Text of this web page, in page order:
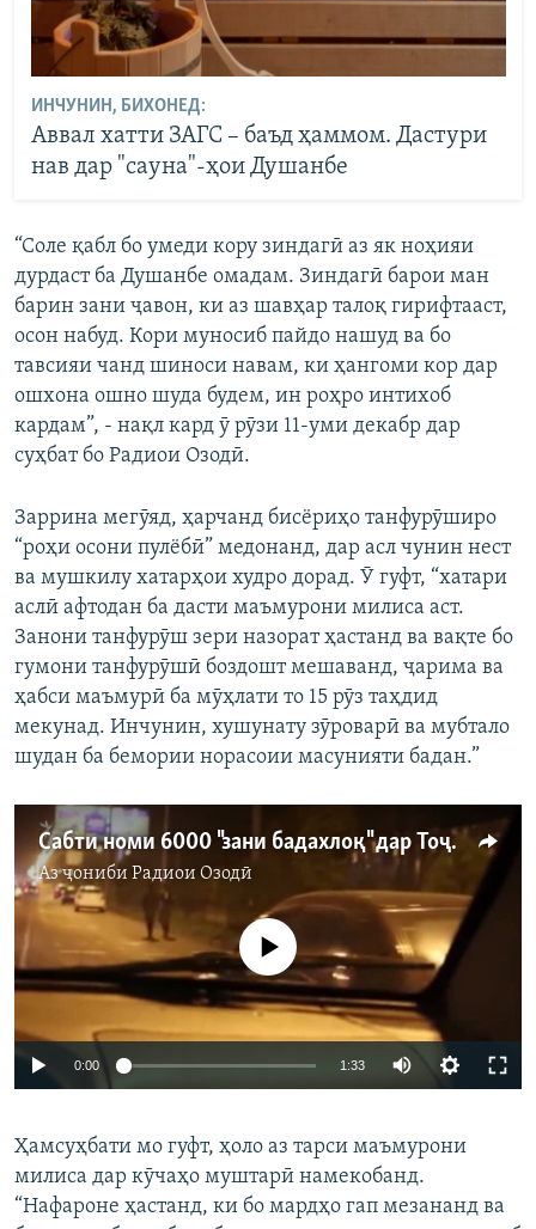
ИНЧУНИН, БИХОНЕД:
Аввал хатти ЗАГС – баъд ҳаммом. Дастури
нав дар "сауна"-ҳои Душанбе
“Соле қабл бо умеди кору зиндагӣ аз як ноҳияи
дурдаст ба Душанбе омадам. Зиндагӣ барои ман
барин зани ҷавон, ки аз шавҳар талоқ гирифтааст,
осон набуд. Кори муносиб пайдо нашуд ва бо
тавсияи чанд шиноси навам, ки ҳангоми кор дар
ошхона ошно шуда будем, ин роҳро интихоб
кардам”, - нақл кард ӯ рӯзи 11-уми декабр дар
суҳбат бо Радиои Озодӣ.
Заррина мегӯяд, ҳарчанд бисёриҳо танфурӯширо
“роҳи осони пулёбӣ” медонанд, дар асл чунин нест
ва мушкилу хатарҳои худро дорад. Ӯ гуфт, “хатари
аслӣ афтодан ба дасти маъмурони милиса аст.
Занони танфурӯш зери назорат ҳастанд ва вақте бо
гумони танфурӯшӣ боздошт мешаванд, ҷарима ва
ҳабси маъмурӣ ба мӯҳлати то 15 рӯз таҳдид
мекунад. Инчунин, хушунату зӯроварӣ ва мубтало
шудан ба бемории норасоии масунияти бадан.”
Сабти номи 6000 "зани бадахлоқ" дар Тоҷикистон.
Аз ҷониби Радиои Озодӣ
Феълан кор намекунад
0:00 1:33
Ҳамсуҳбати мо гуфт, ҳоло аз тарси маъмурони
милиса дар кӯчаҳо муштарӣ намекобанд.
“Нафароне ҳастанд, ки бо мардҳо гап мезананд ва